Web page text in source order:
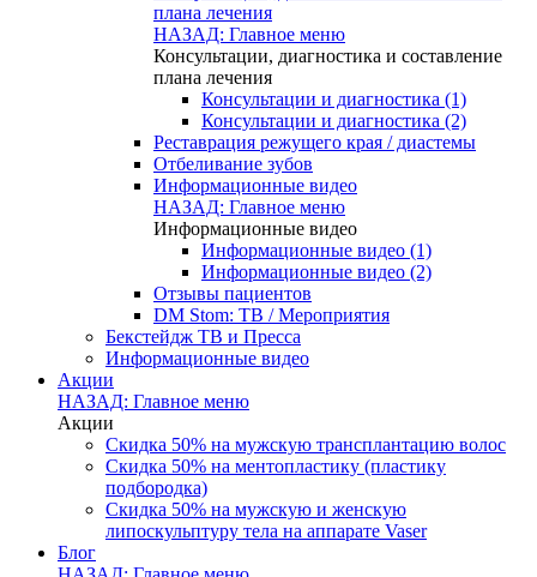
плана лечения
НАЗАД: Главное меню
Консультации, диагностика и составление
плана лечения
Консультации и диагностика (1)
Консультации и диагностика (2)
Реставрация режущего края / диастемы
Отбеливание зубов
Информационные видео
НАЗАД: Главное меню
Информационные видео
Информационные видео (1)
Информационные видео (2)
Отзывы пациентов
DM Stom: ТВ / Мероприятия
Бекстейдж ТВ и Пресса
Информационные видео
Акции
НАЗАД: Главное меню
Акции
Скидка 50% на мужскую трансплантацию волос
Скидка 50% на ментопластику (пластику
подбородка)
Скидка 50% на мужскую и женскую
липоскульптуру тела на аппарате Vaser
Блог